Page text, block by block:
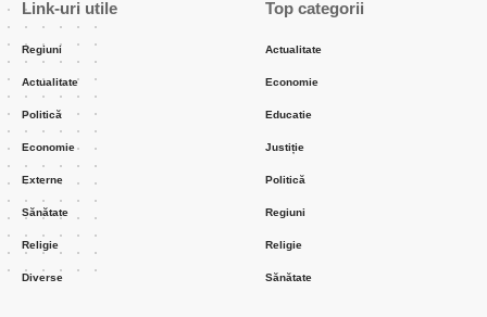
Link-uri utile
Regiuni
Actualitate
Politică
Economie
Externe
Sănătate
Religie
Diverse
Top categorii
Actualitate
Economie
Educatie
Justiție
Politică
Regiuni
Religie
Sănătate